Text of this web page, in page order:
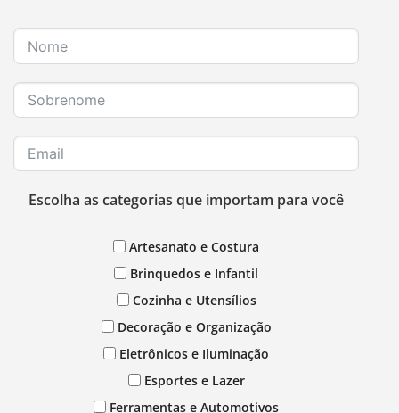
Escolha as categorias que importam para você
Artesanato e Costura
Brinquedos e Infantil
Cozinha e Utensílios
Decoração e Organização
Eletrônicos e Iluminação
Esportes e Lazer
Ferramentas e Automotivos